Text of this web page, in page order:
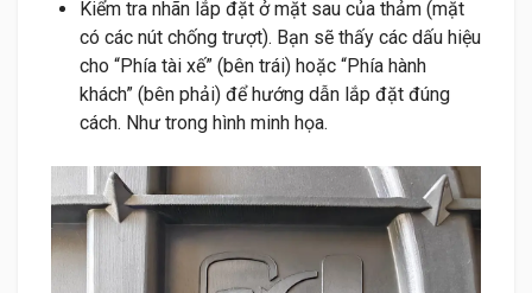
Kiểm tra nhãn lắp đặt ở mặt sau của thảm (mặt
có các nút chống trượt). Bạn sẽ thấy các dấu hiệu
cho “Phía tài xế” (bên trái) hoặc “Phía hành
khách” (bên phải) để hướng dẫn lắp đặt đúng
cách. Như trong hình minh họa.